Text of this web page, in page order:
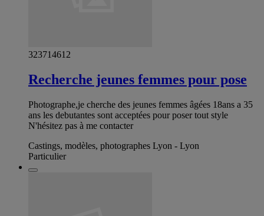
323714612
Recherche jeunes femmes pour pose
Photographe,je cherche des jeunes femmes âgées 18ans a 35
ans les debutantes sont acceptées pour poser tout style
N'hésitez pas à me contacter
Castings, modèles, photographes Lyon - Lyon
Particulier